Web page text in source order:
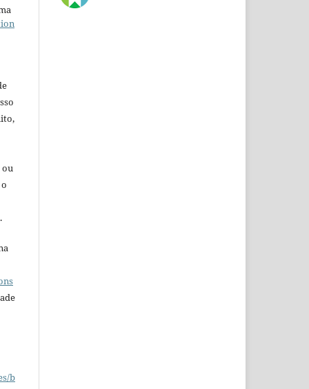
ou
b